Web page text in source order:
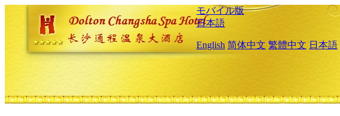
モバイル版
日本語
English 简体中文 繁體中文 日本語